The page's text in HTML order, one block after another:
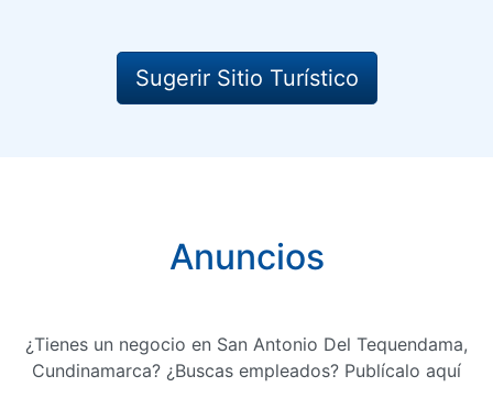
Sugerir Sitio Turístico
Anuncios
¿Tienes un negocio en San Antonio Del Tequendama,
Cundinamarca? ¿Buscas empleados? Publícalo aquí